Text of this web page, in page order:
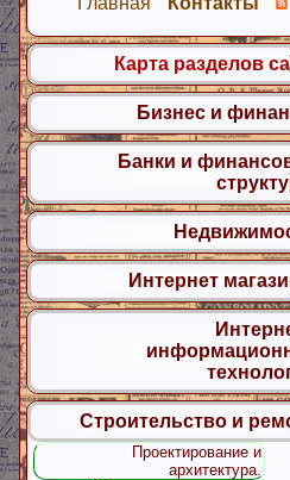
Карта разделов
Бизнес и
Банки и
Интернет
Строительство и
Проектирование и
архитектура.